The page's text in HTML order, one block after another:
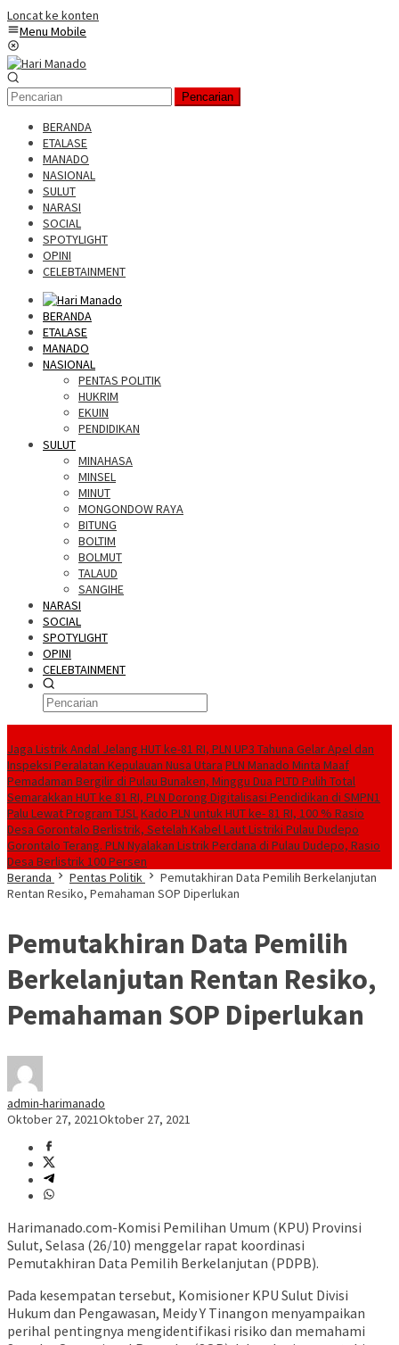
Loncat ke konten
Menu Mobile
Pencarian
BERANDA
ETALASE
MANADO
NASIONAL
SULUT
NARASI
SOCIAL
SPOTYLIGHT
OPINI
CELEBTAINMENT
BERANDA
ETALASE
MANADO
NASIONAL
PENTAS POLITIK
HUKRIM
EKUIN
PENDIDIKAN
SULUT
MINAHASA
MINSEL
MINUT
MONGONDOW RAYA
BITUNG
BOLTIM
BOLMUT
TALAUD
SANGIHE
NARASI
SOCIAL
SPOTYLIGHT
OPINI
CELEBTAINMENT
Jaga Listrik Andal Jelang HUT ke-81 RI, PLN UP3 Tahuna Gelar Apel dan
Inspeksi Peralatan Kepulauan Nusa Utara PLN Manado Minta Maaf
Pemadaman Bergilir di Pulau Bunaken, Minggu Dua PLTD Pulih Total
Semarakkan HUT ke 81 RI, PLN Dorong Digitalisasi Pendidikan di SMPN1
Palu Lewat Program TJSLKado PLN untuk HUT ke- 81 RI, 100 % Rasio
Desa Gorontalo Berlistrik, Setelah Kabel Laut Listriki Pulau Dudepo
Gorontalo Terang. PLN Nyalakan Listrik Perdana di Pulau Dudepo, Rasio
Desa Berlistrik 100 Persen
Beranda
Pentas Politik
Pemutakhiran Data Pemilih Berkelanjutan
Rentan Resiko, Pemahaman SOP Diperlukan
Pemutakhiran Data Pemilih
Berkelanjutan Rentan Resiko,
Pemahaman SOP Diperlukan
admin-harimanado
Oktober 27, 2021Oktober 27, 2021
Harimanado.com-Komisi Pemilihan Umum (KPU) Provinsi
Sulut, Selasa (26/10) menggelar rapat koordinasi
Pemutakhiran Data Pemilih Berkelanjutan (PDPB).
Pada kesempatan tersebut, Komisioner KPU Sulut Divisi
Hukum dan Pengawasan, Meidy Y Tinangon menyampaikan
perihal pentingnya mengidentifikasi risiko dan memahami